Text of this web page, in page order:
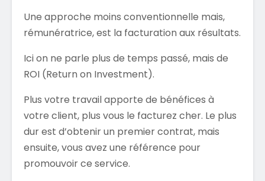
Une approche moins conventionnelle mais,
rémunératrice, est la facturation aux résultats.
Ici on ne parle plus de temps passé, mais de
ROI (Return on Investment).
Plus votre travail apporte de bénéfices à
votre client, plus vous le facturez cher. Le plus
dur est d’obtenir un premier contrat, mais
ensuite, vous avez une référence pour
promouvoir ce service.